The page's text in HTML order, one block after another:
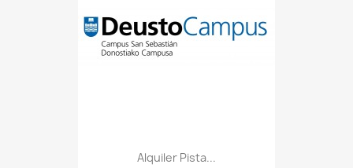
Alquiler Pista...